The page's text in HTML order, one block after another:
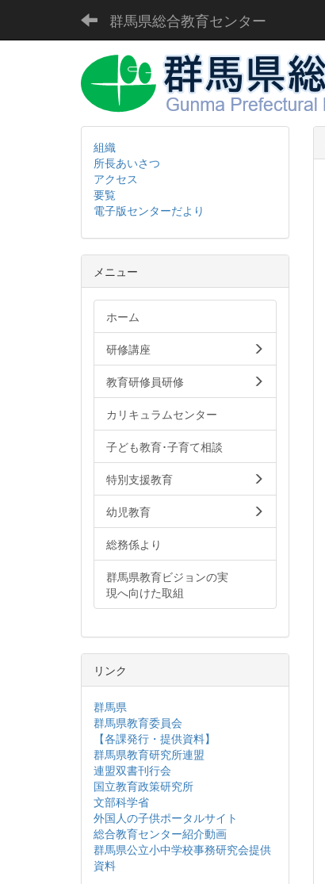
群馬県総合教育センター
組織
所長あいさつ
アクセス
要覧
電子版センターだより
メニュー
ホーム
研修講座
教育研修員研修
カリキュラムセンター
子ども教育･子育て相談
特別支援教育
幼児教育
総務係より
群馬県教育ビジョンの実
現へ向けた取組
リンク
群馬県
群馬県教育委員会
【各課発行・提供資料】
群馬県教育研究所連盟
連盟双書刊行会
国立教育政策研究所
文部科学省
外国人の子供ポータルサイト
総合教育センター紹介動画
群馬県公立小中学校事務研究会提供
資料